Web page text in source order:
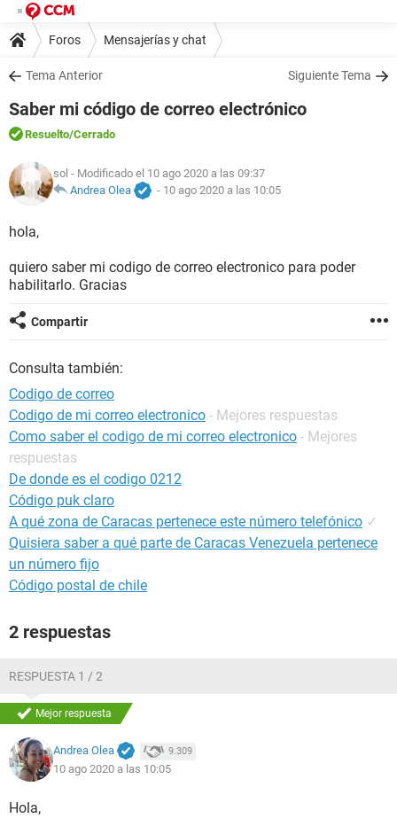
Foros Mensajerías y chat
Tema Anterior Siguiente Tema
Saber mi código de correo electrónico
Resuelto/Cerrado
sol - Modificado el 10 ago 2020 a las 09:37
Andrea Olea
- 10 ago 2020 a las 10:05
hola,
quiero saber mi codigo de correo electronico para poder
habilitarlo. Gracias
Compartir
Consulta también:
Codigo de correo
Codigo de mi correo electronico - Mejores respuestas
Como saber el codigo de mi correo electronico - Mejores
respuestas
De donde es el codigo 0212
Código puk claro
A qué zona de Caracas pertenece este número telefónico ✓
Quisiera saber a qué parte de Caracas Venezuela pertenece
un número fijo
Código postal de chile
2 respuestas
RESPUESTA 1 / 2
Mejor respuesta
Andrea Olea 9.309
10 ago 2020 a las 10:05
Hola,